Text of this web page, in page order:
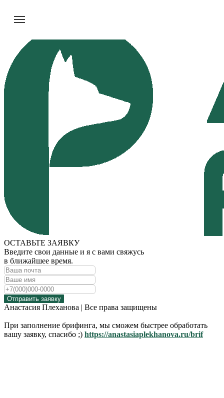
ОСТАВЬТЕ ЗАЯВКУ
Введите свои данные и я с вами свяжусь
в ближайшее время.
Отправить заявку
Анастасия Плеханова | Все права защищены
При заполнение брифинга, мы сможем быстрее обработать
вашу заявку, спасибо ;) https://anastasiaplekhanova.ru/brif